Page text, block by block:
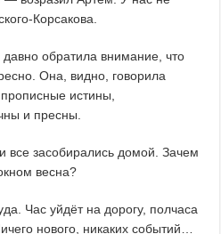
Корсакова.
давно обратила внимание, что
Она, видно, говорила
истины,
и пресны.
все засобирались домой. Зачем
весна?
Час уйдёт на дорогу, полчаса
нового, никаких событий…